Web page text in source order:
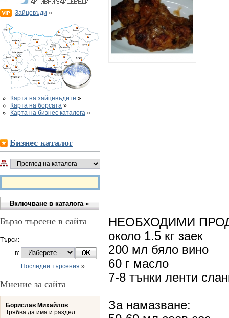
Зайцевъди »
Карта на зайцевъдите »
Карта на борсата »
Карта на бизнес каталога »
Бизнес каталог
Бързо търсене в сайта
Търси:
в:
Последни търсения »
Мнение за сайта
Борислав Михайлов:
Трябва да има и раздел
НЕОБХОДИМИ
около 1.5 кг заек
200 мл бяло вино
60 г масло
7-8 тънки ленти
За намазване: